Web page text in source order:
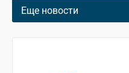
Еще новости